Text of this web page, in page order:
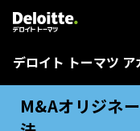
デロイト トーマツ ア
M&Aオリジネ